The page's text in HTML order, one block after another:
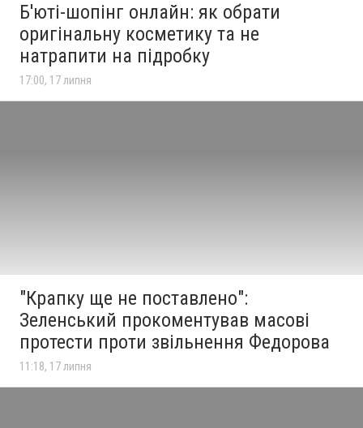
Б'юті-шопінг онлайн: як обрати
оригінальну косметику та не
натрапити на підробку
17:00, 17 липня
"Крапку ще не поставлено":
Зеленський прокоментував масові
протести проти звільнення Федорова
11:18, 17 липня